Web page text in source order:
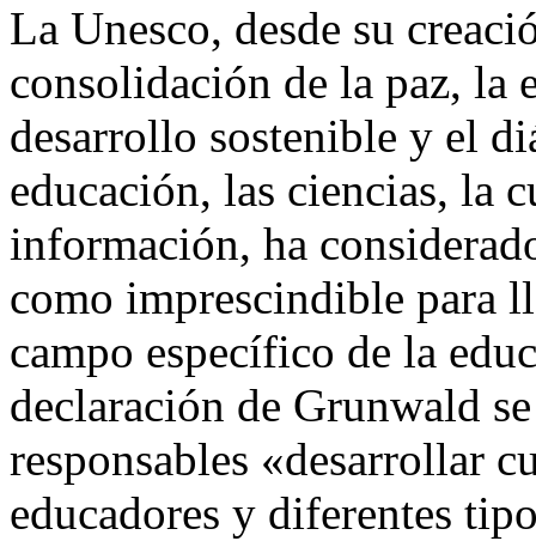
La Unesco, desde su
consolidación de la paz, la
desarrollo sostenible y el
educación, las ciencias, la
información, ha
como imprescindible para
campo específico de la
declaración de Grunwald
responsables «desarrollar
educadores y diferentes